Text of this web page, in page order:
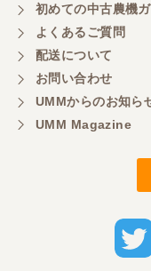
三重県／山本
共立シュレッ
く、エンジン
ざいました。
いつも色々
嫌な顔をせ
感謝してい
初めての中古農機
よくあるご質問
配送について
お問い合わせ
UMMからのお知ら
UMM Magazine